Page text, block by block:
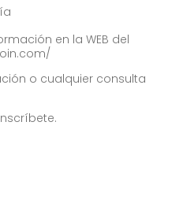
en la WEB del
o cualquier consulta